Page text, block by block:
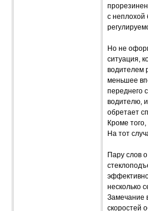
с неплохой
Но не
ситуация,
водителем
меньшее
переднего
водителю,
обретает
Кроме
На тот
Пару слов
несколько
Замечание
скоростей